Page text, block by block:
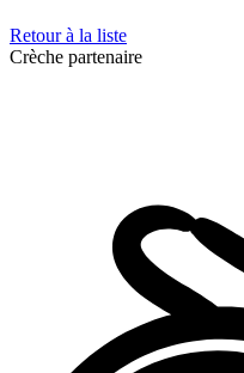
Retour à la liste
Crèche partenaire